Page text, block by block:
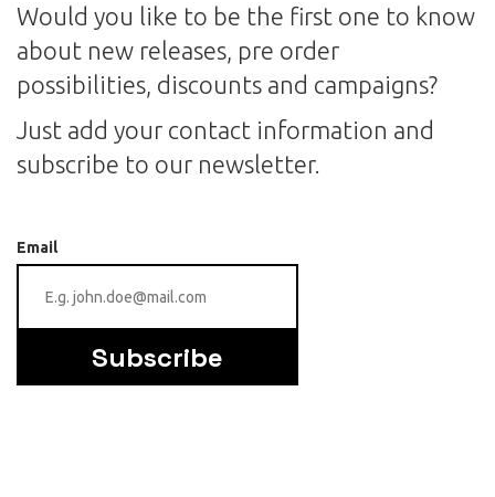
Would you like to be the first one to know
about new releases, pre order
possibilities, discounts and campaigns?
Just add your contact information and
subscribe to our newsletter.
Email
Subscribe